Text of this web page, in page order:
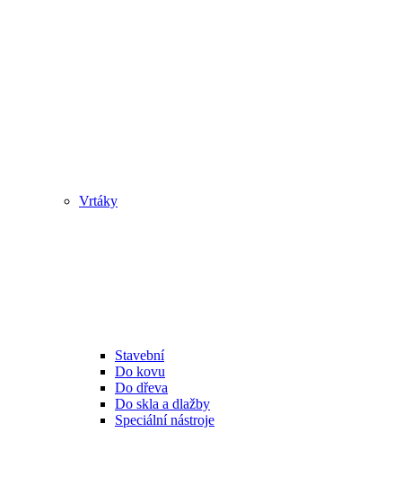
Vrtáky
Stavební
Do kovu
Do dřeva
Do skla a dlažby
Speciální nástroje